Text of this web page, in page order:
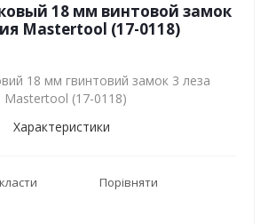
18 мм винтовой замок
Mastertool (17-0118)
18 мм гвинтовий замок 3 леза
Mastertool (17-0118)
Характеристики
Порівняти